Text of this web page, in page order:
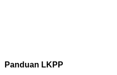
Panduan LKPP